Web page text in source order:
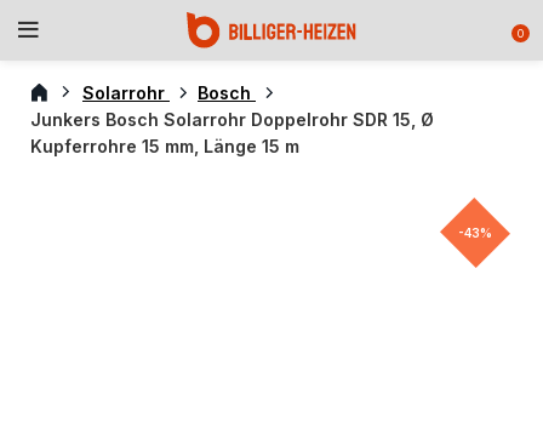
0
Solarrohr
Bosch
Junkers Bosch Solarrohr Doppelrohr SDR 15, Ø
Kupferrohre 15 mm, Länge 15 m
-43%